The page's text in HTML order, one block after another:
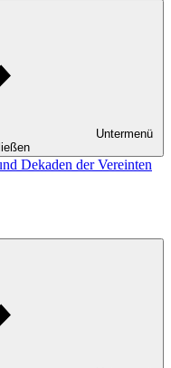
Untermenü
Dekaden der Vereinten